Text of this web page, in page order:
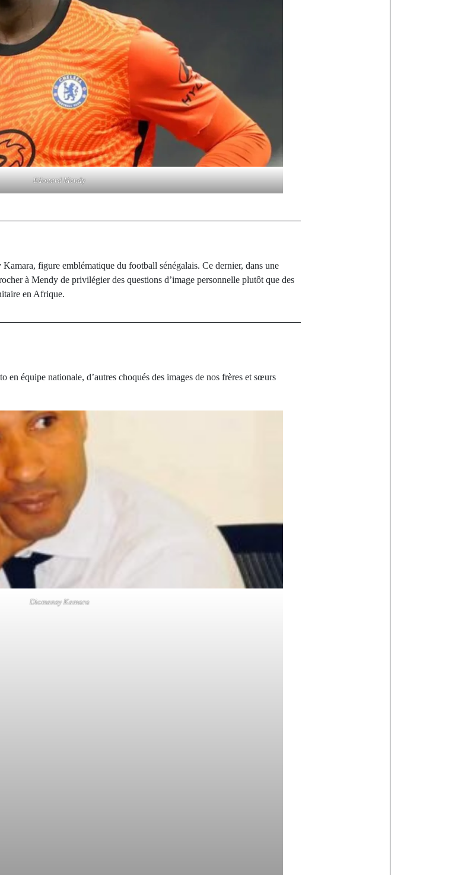
Edouard Mendy
figure emblématique du football sénégalais. Ce dernier, dans une
à Mendy de privilégier des questions d’image personnelle plutôt que des
en Afrique.
en équipe nationale, d’autres choqués des images de nos frères et sœurs
Diomansy Kamara